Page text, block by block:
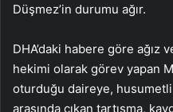
Düşmez’in durumu ağır.
DHA’daki habere göre ağız
hekimi olarak görev yapan
oturduğu daireye,
arasında çıkan tartışma,